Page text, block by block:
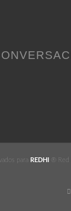
para REDHI ® Red